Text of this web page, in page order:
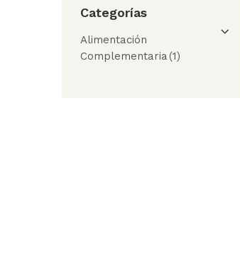
Categorías
Alimentación
Complementaria(1)